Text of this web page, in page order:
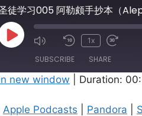
徒学习005 阿勒颇手抄本（
Play
Episode
1x
SUBSCRIBE SHARE
new window Duration:
Apple Podcasts Pandora